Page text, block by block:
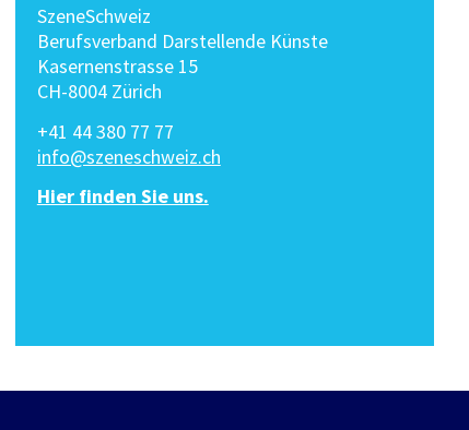
SzeneSchweiz
Berufsverband Darstellende Künste
Kasernenstrasse 15
CH-8004 Zürich
+41 44 380 77 77
info@szeneschweiz.ch
Hier finden Sie uns.